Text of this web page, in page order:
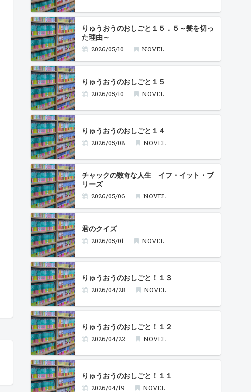
りゅうおうのおしごと１５．５～髪を切っ
た理由～
2026/05/10 NOVEL
りゅうおうのおしごと１５
2026/05/10 NOVEL
りゅうおうのおしごと１４
2026/05/08 NOVEL
チャックの数奇な人生 イフ・イット・ブ
リーズ
2026/05/06 NOVEL
君のクイズ
2026/05/01 NOVEL
りゅうおうのおしごと！１３
2026/04/28 NOVEL
りゅうおうのおしごと！１２
2026/04/22 NOVEL
りゅうおうのおしごと！１１
2026/04/19 NOVEL